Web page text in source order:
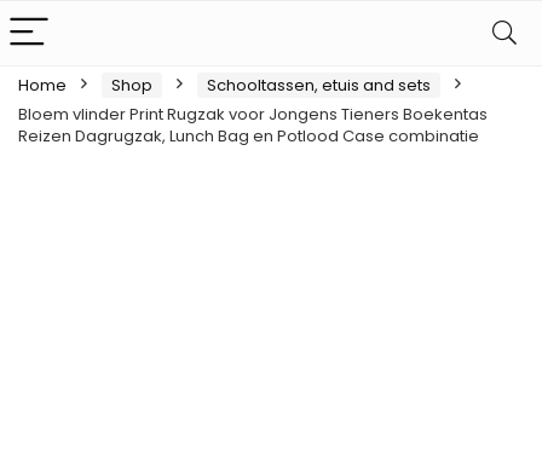
Home Shop
Schooltassen, etuis and sets
Bloem vlinder Print Rugzak voor Jongens Tieners Boekentas
Reizen Dagrugzak, Lunch Bag en Potlood Case combinatie